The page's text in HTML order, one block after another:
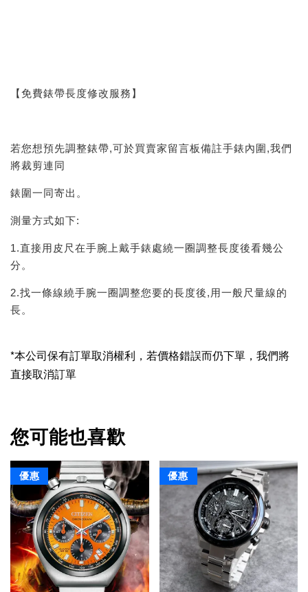
【免費錶帶長度修改服務】
若您想預先調整錶帶,可於買賣家留言板備註手錶內圍,我們
將裁剪連同
錶圍一同寄出。
測量方式如下:
1.直接用皮尺在手腕上戴手錶處繞一圈調整長度後看幾公
分。
2.找一條線繞手腕一圈調整您要的長度後,用一般尺量線的
長。
*本公司保有訂單取消權利，若價格錯誤而仍下單，我們將
直接取消訂單
您可能也喜歡
優惠 優惠